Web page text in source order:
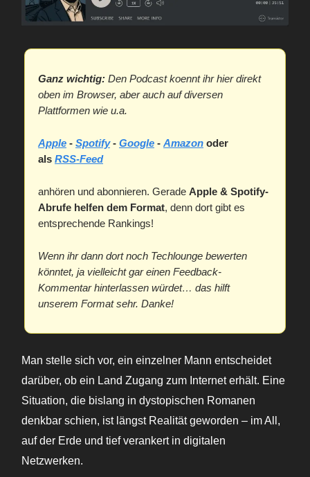
Ganz wichtig: Den Podcast koennt ihr hier direkt
oben im Browser, aber auch auf diversen
Plattformen wie u.a.
Apple - Spotify- Google - Amazon oder
als RSS-Feed
anhören und abonnieren. Gerade Apple & Spotify-
Abrufe helfen dem Format, denn dort gibt es
entsprechende Rankings!
Wenn ihr dann dort noch Techlounge bewerten
könntet, ja vielleicht gar einen Feedback-
Kommentar hinterlassen würdet… das hilft
unserem Format sehr. Danke!
Man stelle sich vor, ein einzelner Mann entscheidet
darüber, ob ein Land Zugang zum Internet erhält. Eine
Situation, die bislang in dystopischen Romanen
denkbar schien, ist längst Realität geworden – im All,
auf der Erde und tief verankert in digitalen
Netzwerken.